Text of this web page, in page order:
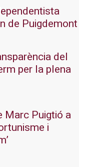
de Puigdemont
del
per la plena
Marc Puigtió a
i